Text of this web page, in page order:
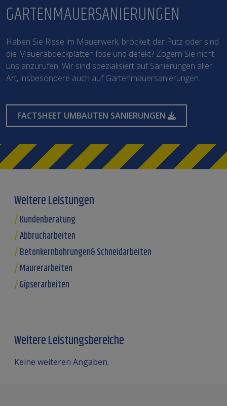
GARTENMAUERSANIERUNGEN
Haben Sie Risse im Mauerwerk, bröckelt der Putz oder sind
die Mauerabdeckplatten lose und defekt? Zögern Sie nicht
uns anzurufen. Wir sind spezialisiert auf Sanierungen aller
Art, insbesondere auch auf Gartenmauersanierungen.
FACTSHEET UMBAUTEN SANIERUNGEN
Weitere Leistungen
Kundenberatung
Abbrucharbeiten
Betonkernbohrungen& Schneidarbeiten
Maurerarbeiten
Gipserarbeiten
Weitere Leistungsbereiche
Keine weiteren Angaben.